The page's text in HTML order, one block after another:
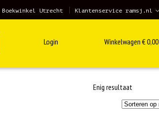
Boekwinkel Utrecht Klantenservice ramsj.nl
Login Winkelwagen €0,00
Enig resultaat